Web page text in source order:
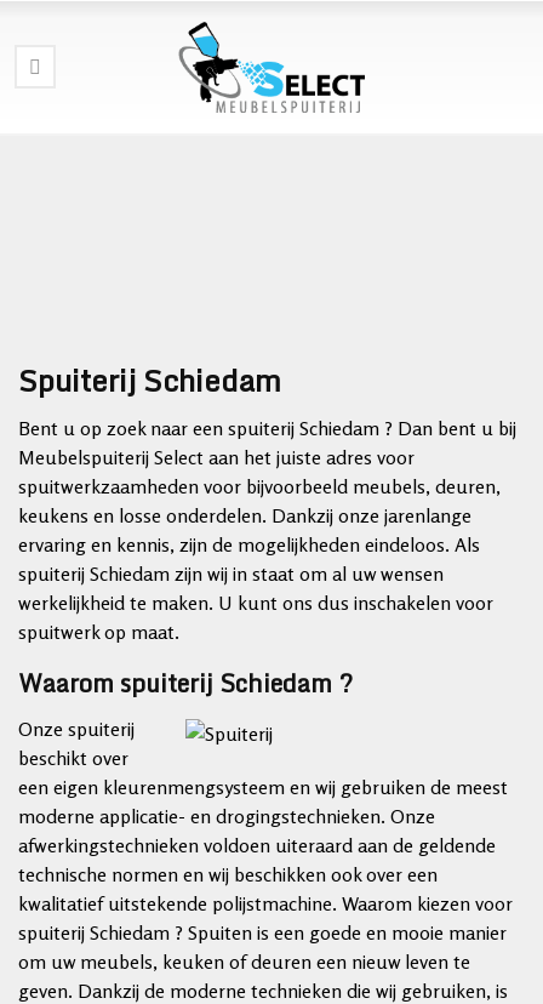
Spuiterij Schiedam
Bent u op zoek naar een spuiterij Schiedam ? Dan bent u bij
Meubelspuiterij Select aan het juiste adres voor
spuitwerkzaamheden voor bijvoorbeeld meubels, deuren,
keukens en losse onderdelen. Dankzij onze jarenlange
ervaring en kennis, zijn de mogelijkheden eindeloos. Als
spuiterij Schiedam zijn wij in staat om al uw wensen
werkelijkheid te maken. U kunt ons dus inschakelen voor
spuitwerk op maat.
Waarom spuiterij Schiedam ?
Onze spuiterij
beschikt over
een eigen kleurenmengsysteem en wij gebruiken de meest
moderne applicatie- en drogingstechnieken. Onze
afwerkingstechnieken voldoen uiteraard aan de geldende
technische normen en wij beschikken ook over een
kwalitatief uitstekende polijstmachine. Waarom kiezen voor
spuiterij Schiedam ? Spuiten is een goede en mooie manier
om uw meubels, keuken of deuren een nieuw leven te
geven. Dankzij de moderne technieken die wij gebruiken, is